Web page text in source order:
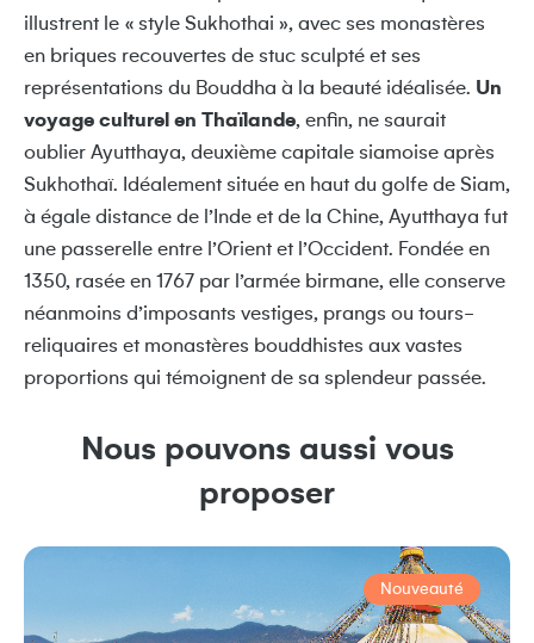
illustrent le « style Sukhothai », avec ses monastères
en briques recouvertes de stuc sculpté et ses
représentations du Bouddha à la beauté idéalisée. Un
voyage culturel en Thaïlande, enfin, ne saurait
oublier Ayutthaya, deuxième capitale siamoise après
Sukhothaï. Idéalement située en haut du golfe de Siam,
à égale distance de l’Inde et de la Chine, Ayutthaya fut
une passerelle entre l’Orient et l’Occident. Fondée en
1350, rasée en 1767 par l’armée birmane, elle conserve
néanmoins d’imposants vestiges, prangs ou tours-
reliquaires et monastères bouddhistes aux vastes
proportions qui témoignent de sa splendeur passée.
Nous pouvons aussi vous
proposer
Nouveauté